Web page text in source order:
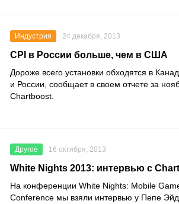
Индустрия 24 декабря, 2013
CPI в России больше, чем в США
Дороже всего установки обходятся в
и России, сообщает в своем отчете за
Chartboost.
Другое 16 октября, 2013
White Nights 2013: интервью с
На конференции White Nights: Mobile
Conference мы взяли интервью у Пепе